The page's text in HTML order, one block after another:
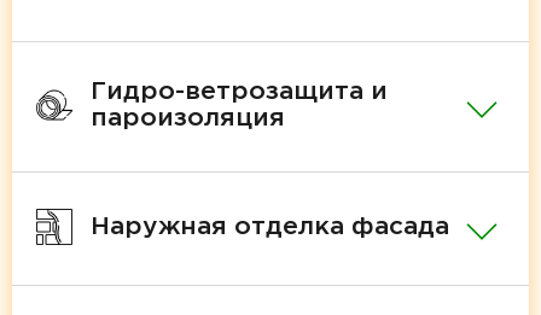
Гидро-ветрозащита и
пароизоляция
Наружная отделка фасада